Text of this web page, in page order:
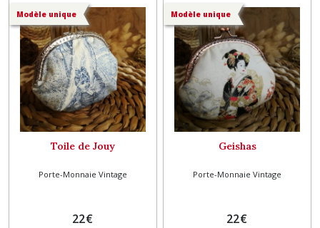
Modèle unique
Toile de Jouy
Porte-Monnaie Vintage
22€
Modèle unique
Geishas
Porte-Monnaie Vintage
22€